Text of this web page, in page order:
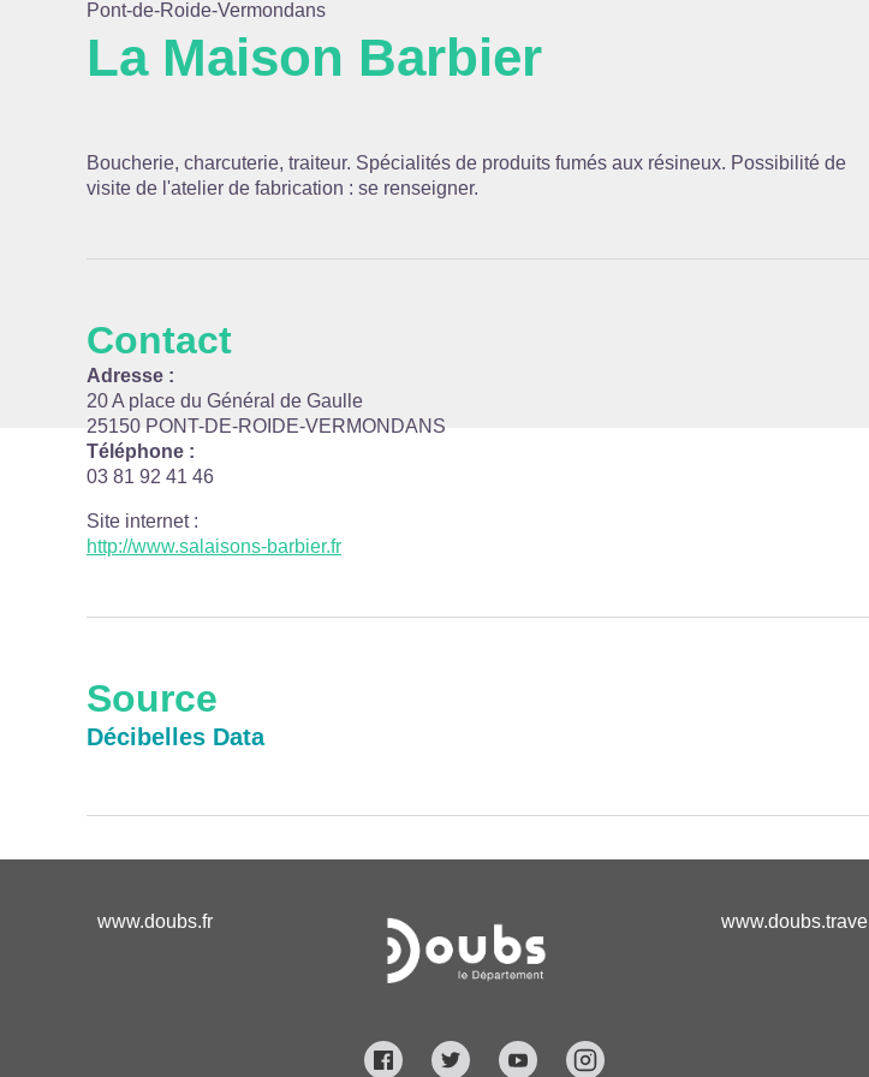
Pont-de-Roide-Vermondans
La Maison Barbier
Boucherie, charcuterie, traiteur. Spécialités de produits fumés aux résineux. Possibilité de
visite de l'atelier de fabrication : se renseigner.
Contact
Adresse :
20 A place du Général de Gaulle
25150 PONT-DE-ROIDE-VERMONDANS
Téléphone :
03 81 92 41 46
Site internet:
http://www.salaisons-barbier.fr
Source
Décibelles Data
www.doubs.fr www.doubs.travel